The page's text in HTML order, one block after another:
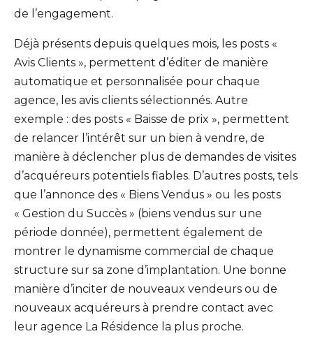
de l’engagement.
Déjà présents depuis quelques mois, les posts «
Avis Clients », permettent d’éditer de manière
automatique et personnalisée pour chaque
agence, les avis clients sélectionnés. Autre
exemple : des posts « Baisse de prix », permettent
de relancer l’intérêt sur un bien à vendre, de
manière à déclencher plus de demandes de visites
d’acquéreurs potentiels fiables. D’autres posts, tels
que l’annonce des « Biens Vendus » ou les posts
« Gestion du Succès » (biens vendus sur une
période donnée), permettent également de
montrer le dynamisme commercial de chaque
structure sur sa zone d’implantation. Une bonne
manière d’inciter de nouveaux vendeurs ou de
nouveaux acquéreurs à prendre contact avec
leur agence La Résidence la plus proche.